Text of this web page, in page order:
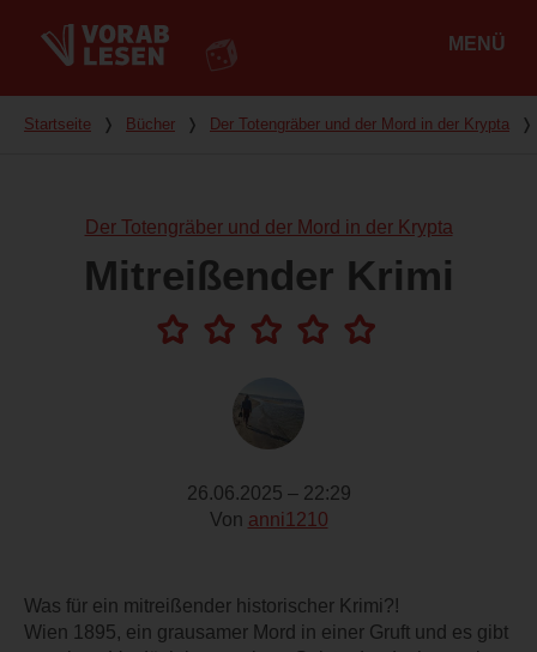
MENÜ
Du bist hier
Startseite ❭ Bücher ❭ Der Totengräber und der Mord in der Krypta ❭
Der Totengräber und der Mord in der Krypta
Mitreißender Krimi
26.06.2025 – 22:29
Von anni1210
Was für ein mitreißender historischer Krimi?!
Wien 1895, ein grausamer Mord in einer Gruft und es gibt